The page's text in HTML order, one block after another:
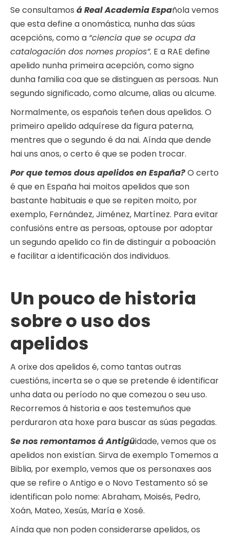
Se consultamos á Real Academia Española vemos
que esta define a onomástica, nunha das súas
acepcións, como a “ciencia que se ocupa da
catalogación dos nomes propios”. E a RAE define
apelido nunha primeira acepción, como signo
dunha familia coa que se distinguen as persoas. Nun
segundo significado, como alcume, alias ou alcume.
Normalmente, os españois teñen dous apelidos. O
primeiro apelido adquírese da figura paterna,
mentres que o segundo é da nai. Aínda que dende
hai uns anos, o certo é que se poden trocar.
Por que temos dous apelidos en España?O certo
é que en España hai moitos apelidos que son
bastante habituais e que se repiten moito, por
exemplo, Fernández, Jiménez, Martínez. Para evitar
confusións entre as persoas, optouse por adoptar
un segundo apelido co fin de distinguir a poboación
e facilitar a identificación dos individuos.
Un pouco de historia
sobre o uso dos
apelidos
A orixe dos apelidos é, como tantas outras
cuestións, incerta se o que se pretende é identificar
unha data ou período no que comezou o seu uso.
Recorremos á historia e aos testemuños que
perduraron ata hoxe para buscar as súas pegadas.
Se nos remontamos á Antigüidade, vemos que os
apelidos non existían. Sirva de exemplo Tomemos a
Biblia, por exemplo, vemos que os personaxes aos
que se refire o Antigo e o Novo Testamento só se
identifican polo nome: Abraham, Moisés, Pedro,
Xoán, Mateo, Xesús, María e Xosé.
Aínda que non poden considerarse apelidos, os